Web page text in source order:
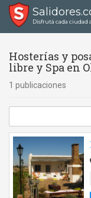
Disfrutá cada ciudad
Hosterías y
libre y Spa en
1 publicaciones